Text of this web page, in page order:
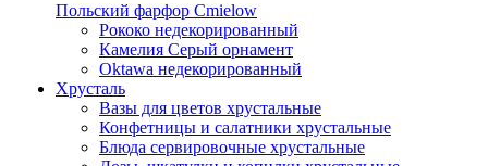
Польский фарфор Сmielow
Рококо недекорированный
Камелия Серый орнамент
Oktawa недекорированный
Хрусталь
Вазы для цветов хрустальные
Конфетницы и салатники хрустальные
Блюда сервировочные хрустальные